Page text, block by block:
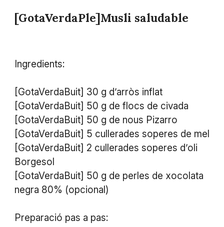
[GotaVerdaPle]Musli saludable
Ingredients:
[GotaVerdaBuit] 30 g d’arròs inflat
[GotaVerdaBuit] 50 g de flocs de civada
[GotaVerdaBuit] 50 g de nous Pizarro
​[GotaVerdaBuit] 5 cullerades soperes de mel
​[GotaVerdaBuit] 2 cullerades soperes d’oli
Borgesol
[GotaVerdaBuit] 50 g de perles de xocolata
negra 80% (opcional)
Preparació pas a pas: